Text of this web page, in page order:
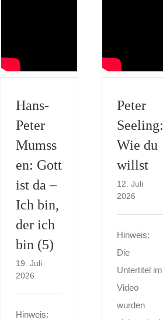
Hans-
Peter
Mumss
en: Gott
ist da –
Ich bin,
der ich
bin (5)
19. Juli
2026
Hinweis:
Peter
Seeling:
Wie du
willst
12. Juli
2026
Hinweis:
Die
Untertitel im
Video
wurden